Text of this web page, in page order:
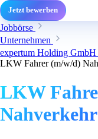
Jetzt bewerben
Jobbörse
Unternehmen
expertum Holding GmbH
LKW Fahrer (m/w/d)
LKW